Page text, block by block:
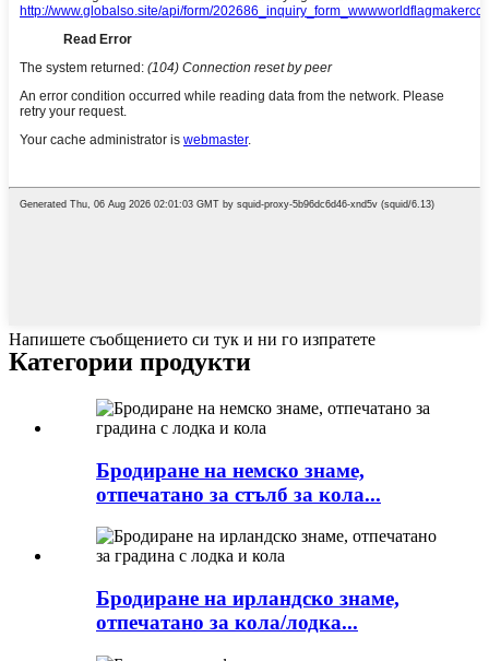
Напишете съобщението си тук и ни го изпратете
Категории продукти
Бродиране на немско знаме,
отпечатано за стълб за кола...
Бродиране на ирландско знаме,
отпечатано за кола/лодка...